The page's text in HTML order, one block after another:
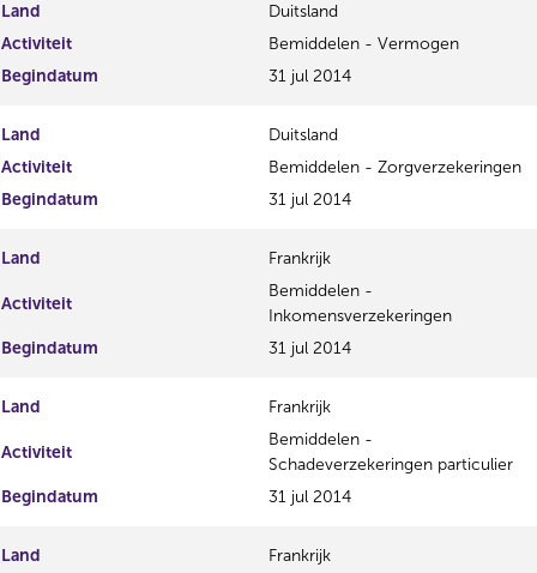
Land
Duitsland
Activiteit
Bemiddelen - Vermogen
Begindatum
31 jul 2014
Land
Duitsland
Activiteit
Bemiddelen - Zorgverzekeringen
Begindatum
31 jul 2014
Land Frankrijk
Activiteit
Bemiddelen -
Inkomensverzekeringen
Begindatum
31 jul 2014
Land Frankrijk
Activiteit
Bemiddelen -
Schadeverzekeringen particulier
Begindatum
31 jul 2014
Land Frankrijk